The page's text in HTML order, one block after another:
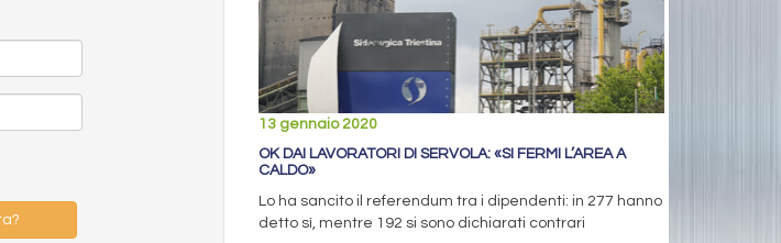
13 gennaio 2020
OK DAI LAVORATORI DI SERVOLA: «SI FERMI L’AREA A
CALDO»
Lo ha sancito il referendum tra i dipendenti: in 277 hanno
detto sì, mentre 192 si sono dichiarati contrari